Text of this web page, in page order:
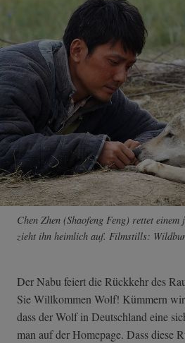
Chen Zhen (Shaofeng Feng) rettet einem
zieht ihn heimlich auf. Filmstills:
Der Nabu feiert die Rückkehr des
Sie Willkommen Wolf! Kümmern wir
dass der Wolf in Deutschland eine
man auf der Homepage. Dass diese